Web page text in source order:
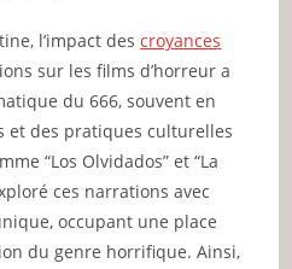
l’impact descroyances
sur les films d’horreur a
du 666, souvent en
et des pratiques culturelles
“Los Olvidados” et “La
ces narrations avec
occupant une place
du genre horrifique. Ainsi,